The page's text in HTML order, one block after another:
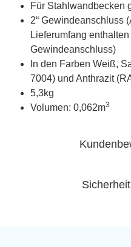
Für Stahlwandbecken
2“ Gewindeanschluss
Lieferumfang
Gewindeanschluss)
In den Farben Weiß,
7004) und Anthrazit
5,3kg
Volumen: 0,062m3